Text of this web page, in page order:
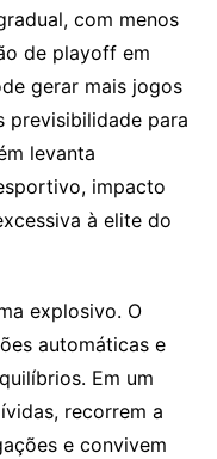
com menos
de playoff em
gerar mais jogos
previsibilidade para
levanta
impacto
à elite do
explosivo. O
automáticas e
Em um
recorrem a
e convivem